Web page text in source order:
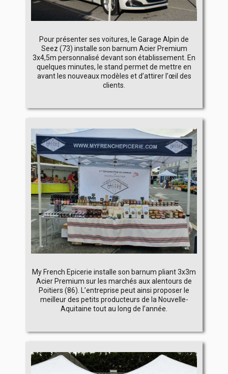
Pour présenter ses voitures, le Garage Alpin de
Seez (73) installe son barnum Acier Premium
3x4,5m personnalisé devant son établissement. En
quelques minutes, le stand permet de mettre en
avant les nouveaux modèles et d’attirer l’œil des
clients.
My French Epicerie installe son barnum pliant 3x3m
Acier Premium sur les marchés aux alentours de
Poitiers (86). L’entreprise peut ainsi proposer le
meilleur des petits producteurs de la Nouvelle-
Aquitaine tout au long de l’année.